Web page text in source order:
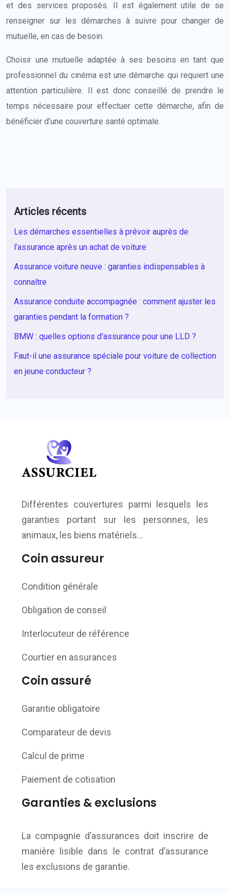
et des services proposés. Il est également utile de se
renseigner sur les démarches à suivre pour changer de
mutuelle, en cas de besoin.
Choisir une mutuelle adaptée à ses besoins en tant que
professionnel du cinéma est une démarche qui requiert une
attention particulière. Il est donc conseillé de prendre le
temps nécessaire pour effectuer cette démarche, afin de
bénéficier d’une couverture santé optimale.
Articles récents
Les démarches essentielles à prévoir auprès de
l’assurance après un achat de voiture
Assurance voiture neuve : garanties indispensables à
connaître
Assurance conduite accompagnée : comment ajuster les
garanties pendant la formation ?
BMW : quelles options d’assurance pour une LLD ?
Faut-il une assurance spéciale pour voiture de collection
en jeune conducteur ?
Différentes couvertures parmi lesquels les
garanties portant sur les personnes, les
animaux, les biens matériels…
Coin assureur
Condition générale
Obligation de conseil
Interlocuteur de référence
Courtier en assurances
Coin assuré
Garantie obligatoire
Comparateur de devis
Calcul de prime
Paiement de cotisation
Garanties & exclusions
La compagnie d’assurances doit inscrire de
manière lisible dans le contrat d’assurance
les exclusions de garantie.